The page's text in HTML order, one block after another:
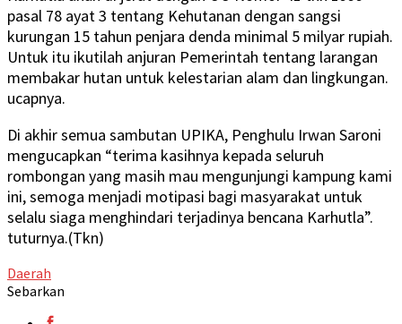
pasal 78 ayat 3 tentang Kehutanan dengan sangsi
kurungan 15 tahun penjara denda minimal 5 milyar rupiah.
Untuk itu ikutilah anjuran Pemerintah tentang larangan
membakar hutan untuk kelestarian alam dan lingkungan.
ucapnya.
Di akhir semua sambutan UPIKA, Penghulu Irwan Saroni
mengucapkan “terima kasihnya kepada seluruh
rombongan yang masih mau mengunjungi kampung kami
ini, semoga menjadi motipasi bagi masyarakat untuk
selalu siaga menghindari terjadinya bencana Karhutla”.
tuturnya.(Tkn)
Daerah
Sebarkan